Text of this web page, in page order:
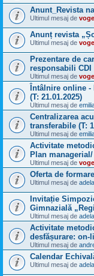
Anunt_Revista
Ultimul mesaj de
Anunț revista
Ultimul mesaj de
Prezentare de
responsabili CDI
Ultimul mesaj de
Întâlnire online -
(T: 21.01.2025)
Ultimul mesaj de
Centralizarea
transferabile (T:
Ultimul mesaj de
Activitate
Plan
Ultimul mesaj de
Oferta de
Ultimul mesaj de
Invitație
Gimnazială
Ultimul mesaj de
Activitate
desfășurare: on-
Ultimul mesaj de
Calendar
Ultimul mesaj de